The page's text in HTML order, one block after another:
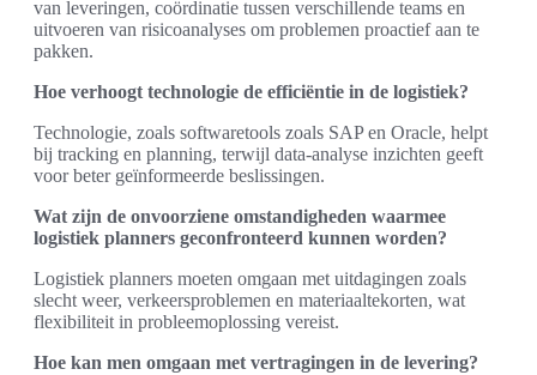
van leveringen, coördinatie tussen verschillende teams en
uitvoeren van risicoanalyses om problemen proactief aan te
pakken.
Hoe verhoogt technologie de efficiëntie in de logistiek?
Technologie, zoals softwaretools zoals SAP en Oracle, helpt
bij tracking en planning, terwijl data-analyse inzichten geeft
voor beter geïnformeerde beslissingen.
Wat zijn de onvoorziene omstandigheden waarmee
logistiek planners geconfronteerd kunnen worden?
Logistiek planners moeten omgaan met uitdagingen zoals
slecht weer, verkeersproblemen en materiaaltekorten, wat
flexibiliteit in probleemoplossing vereist.
Hoe kan men omgaan met vertragingen in de levering?